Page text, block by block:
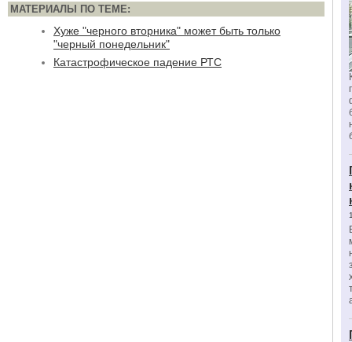
МАТЕРИАЛЫ ПО ТЕМЕ:
Хуже "черного вторника" может быть только
"черный понедельник"
Катастрофическое падение РТС